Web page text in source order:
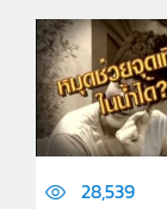
28,539